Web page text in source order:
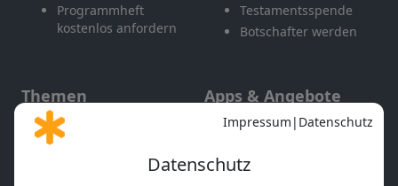
Programmheft
kostenlos anfordern
Testamentsspende
Botschafter werden
Themen
Gott und Bibel erklärt
Apps & Angebote
Mobile App